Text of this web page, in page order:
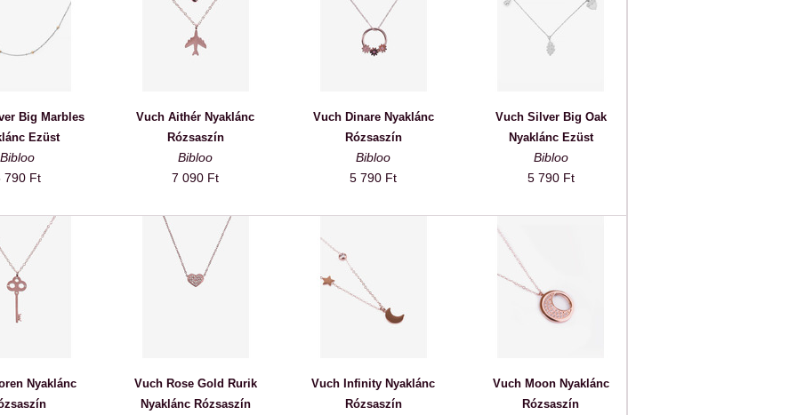
Big Marbles
Ezüst
Bibloo
790 Ft
Vuch Aithér Nyaklánc
Rózsaszín
Bibloo
7 090 Ft
Vuch Dinare Nyaklánc
Rózsaszín
Bibloo
5 790 Ft
Vuch Silver Big Oak
Nyaklánc Ezüst
Bibloo
5 790 Ft
Nyaklánc
Vuch Rose Gold Rurik
Nyaklánc Rózsaszín
Vuch Infinity Nyaklánc
Rózsaszín
Vuch Moon Nyaklánc
Rózsaszín